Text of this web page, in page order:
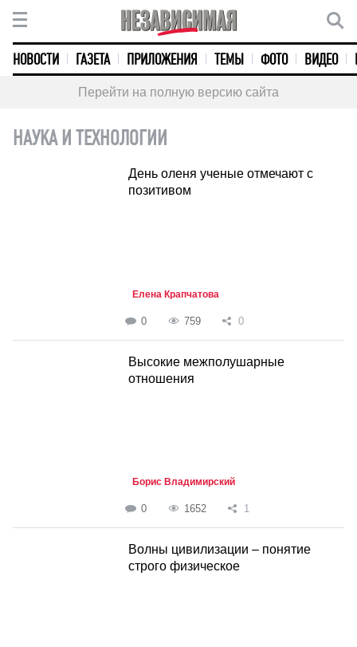
НОВОСТИ ГАЗЕТА ПРИЛОЖЕНИЯ ТЕМЫ ФОТО ВИДЕО
Перейти на полную версию сайта
НАУКА И ТЕХНОЛОГИИ
День оленя ученые отмечают с
позитивом
Елена Крапчатова
0 759 0
Высокие межполушарные
отношения
Борис Владимирский
0 1652 1
Волны цивилизации – понятие
строго физическое